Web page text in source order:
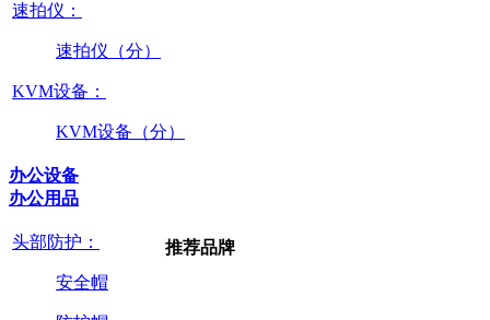
速拍仪：
速拍仪（分）
KVM设备：
KVM设备（分）
办公设备
办公用品
头部防护：
安全帽
推荐品牌